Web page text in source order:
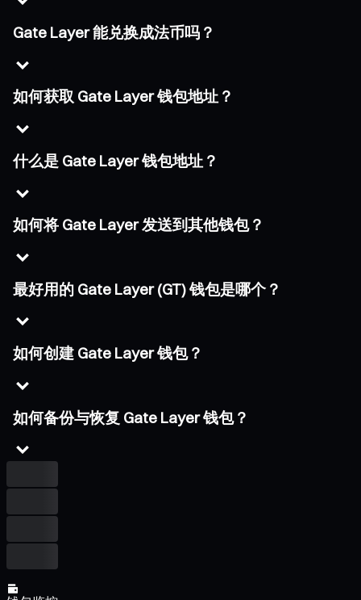
Gate Layer 能兑换成法币吗？
如何获取 Gate Layer 钱包地址？
什么是 Gate Layer 钱包地址？
如何将 Gate Layer 发送到其他钱包？
最好用的 Gate Layer (GT) 钱包是哪个？
如何创建 Gate Layer 钱包？
如何备份与恢复 Gate Layer 钱包？